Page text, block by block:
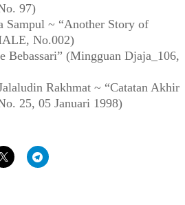
97)
Sampul ~ “Another Story of
No.002)
Bebassari” (Mingguan Djaja_106,
Rakhmat ~ “Catatan Akhir
25, 05 Januari 1998)